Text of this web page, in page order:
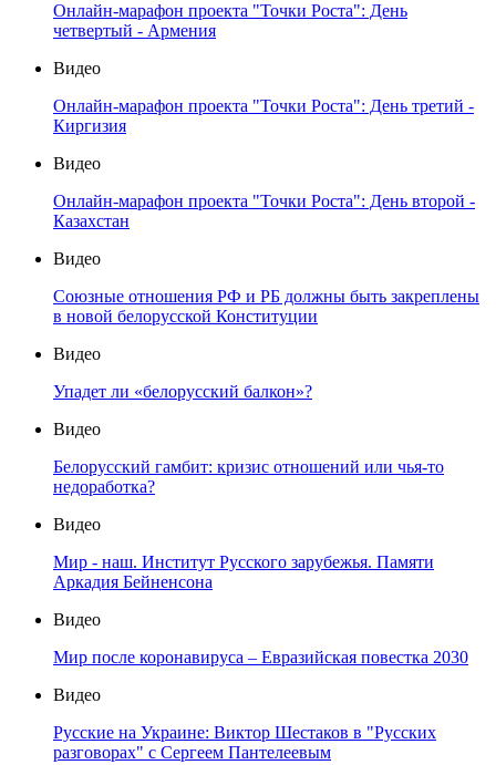
Онлайн-марафон проекта "Точки Роста": День
четвертый - Армения
Видео
Онлайн-марафон проекта "Точки Роста": День третий -
Киргизия
Видео
Онлайн-марафон проекта "Точки Роста": День второй -
Казахстан
Видео
Союзные отношения РФ и РБ должны быть закреплены
в новой белорусской Конституции
Видео
Упадет ли «белорусский балкон»?
Видео
Белорусский гамбит: кризис отношений или чья-то
недоработка?
Видео
Мир - наш. Институт Русского зарубежья. Памяти
Аркадия Бейненсона
Видео
Мир после коронавируса – Евразийская повестка 2030
Видео
Русские на Украине: Виктор Шестаков в "Русских
разговорах" с Сергеем Пантелеевым